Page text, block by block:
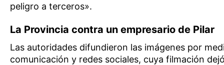
peligro a terceros».
La Provincia contra un empresario de Pilar
Las autoridades difundieron las imágenes por
comunicación y redes sociales, cuya filmación